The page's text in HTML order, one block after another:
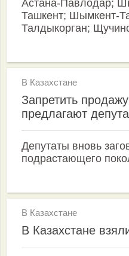
Астана-Павлодар;
Ташкент; Шымкент-
Талдыкорган;
В Казахстане
Запретить
предлагают
Депутаты вновь
подрастающего
В Казахстане
В Казахстане